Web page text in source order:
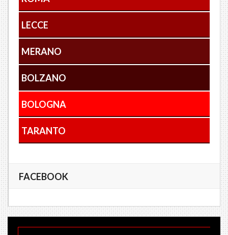
LECCE
MERANO
BOLZANO
BOLOGNA
TARANTO
FACEBOOK